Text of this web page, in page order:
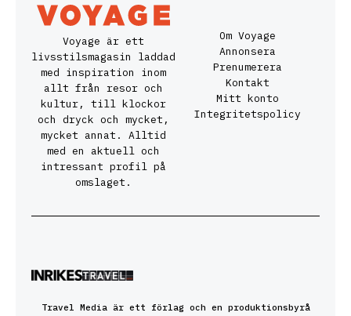
Voyage är ett
livsstilsmagasin laddad
med inspiration inom
allt från resor och
kultur, till klockor
och dryck och mycket,
mycket annat. Alltid
med en aktuell och
intressant profil på
omslaget.
Om Voyage
Annonsera
Prenumerera
Kontakt
Mitt konto
Integritetspolicy
Travel Media är ett förlag och en produktionsbyrå